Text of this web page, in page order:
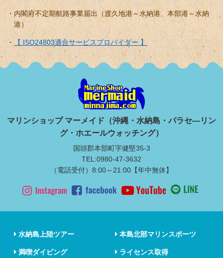
内閣府不定期航路事業届出（渡久地港～水納港、本部港～水納
港）
【 ISO24803適合サービスプロバイダー 】
マリンショップ マーメイド（沖縄・水納島・パラセ―リン
グ・ホエールウォッチング）
国頭郡本部町字健堅35-3
TEL:0980-47-3632
（電話受付）8:00～21:00【年中無休】
水納島上陸ツアー 本島北部マリンスポーツ
満喫ダイビング ライセンス取得